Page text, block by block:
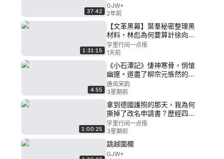
37:42
GJW+
2年前
1:31:15
【文革黑幕】葉羣秘密整理黑
材料，林彪為何要算計徐向
前？毛澤東秘抵武漢前夕，一
場針對軍方老帥的絕密大風暴
字里行间一点悟
1天前
4:55
《小石潭記》悽神寒骨，悄愴
幽邃。道盡了柳宗元悵然的一
生
唐风宋韵
3星期前
1:00:25
拿到德國護照的那天，我為何
撕掉了改名申請書？歷經四次
婚姻與流亡：看盡同胞掙扎，
我在多瑙河畔找到了後半生的
救贖
字里行间一点悟
3星期前
跳越圍欄
GJW+